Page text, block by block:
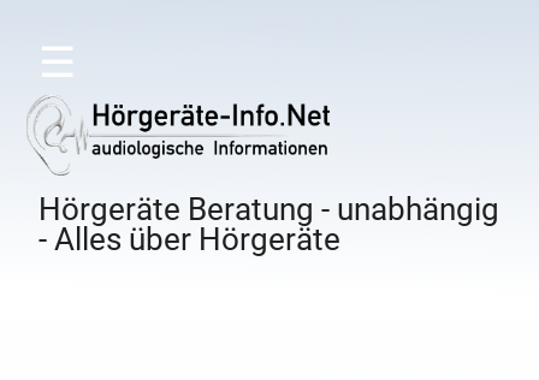
☰
Hörgeräte Beratung - unabhängig
- Alles über Hörgeräte